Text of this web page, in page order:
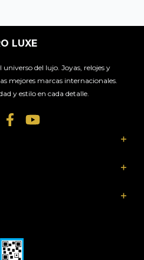
LUXE
del lujo. Joyas, relojes y
mejores marcas internacionales.
y estilo en cada detalle.